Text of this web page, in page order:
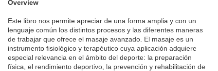
Overview
Este libro nos permite apreciar de una forma amplia y con un
lenguaje común los distintos procesos y las diferentes maneras
de trabajar que ofrece el masaje avanzado. El masaje es un
instrumento fisiológico y terapéutico cuya aplicación adquiere
especial relevancia en el ámbito del deporte: la preparación
física, el rendimiento deportivo, la prevención y rehabilitación de